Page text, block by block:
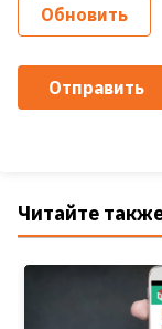
Обновить
Отправить
Читайте